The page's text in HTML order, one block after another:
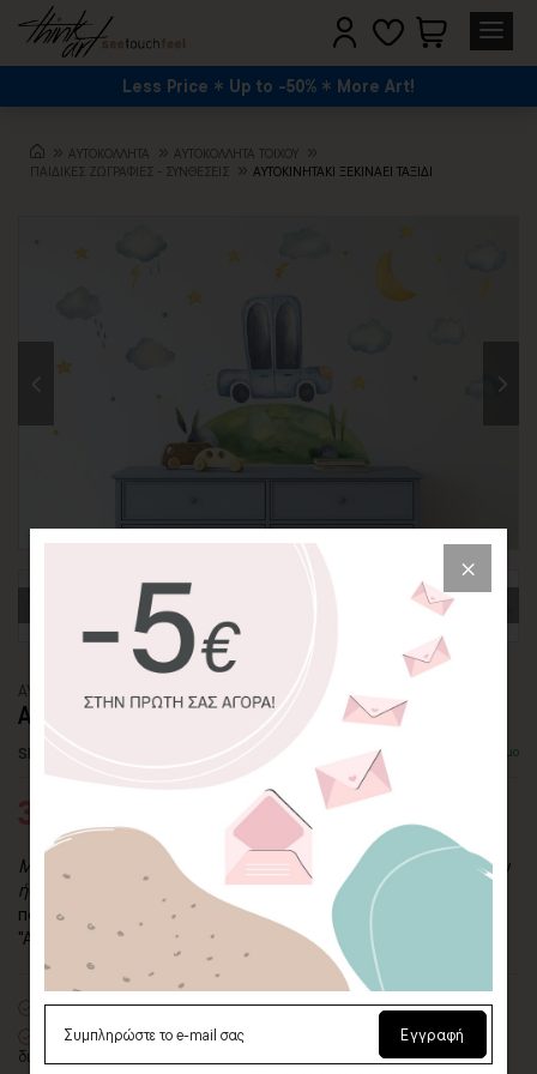
Less Price Up to -50% More Art!
ΑΥΤΟΚΟΛΛΗΤΑ
ΑΥΤΟΚΟΛΛΗΤΑ ΤΟΙΧΟΥ
ΠΑΙΔΙΚΈΣ ΖΩΓΡΑΦΙΈΣ - ΣΥΝΘΈΣΕΙΣ
ΑΥΤΟΚΙΝΗΤΑΚΙ ΞΕΚΙΝΑΕΙ ΤΑΞΙΔΙ
ΑΥΤΟΚΟΛΛΗΤΟ ΤΟΙΧΟΥ
ΑΥΤΟΚΙΝΗΤΑΚΙ ΞΕΚΙΝΑΕΙ ΤΑΞΙΔΙ
SKU: WLSTC-324-ADH Διαθέσιμο
32,80€
Μια φορά και έναν καιρό, ήταν ένα μικρό μπλε αυτοκινητάκι που
ήθελε να ταξιδέψει σε όλο τον κόσμο....Φτιάξτε το δικό σας
παραμύθι μαζί με το παιδί σας με το αυτοκόλλητο τοίχου
"Αυτοκινητάκι ξεκινάει ταξίδι".
Premiumματ λευκό αυτοκόλλητο βινυλίου
Οικολογική εκτύπωσημε μελάνια νερού latex, χωρίς χημικούς
διαλύτες και οσμές
Εγγραφή